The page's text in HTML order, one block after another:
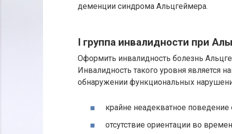
деменции синдрома Альцгеймера.
I группа инвалидности при
Оформить инвалидность болезнь
Инвалидность такого уровня является
обнаружении функциональных
крайне неадекватное поведение
отсутствие ориентации во